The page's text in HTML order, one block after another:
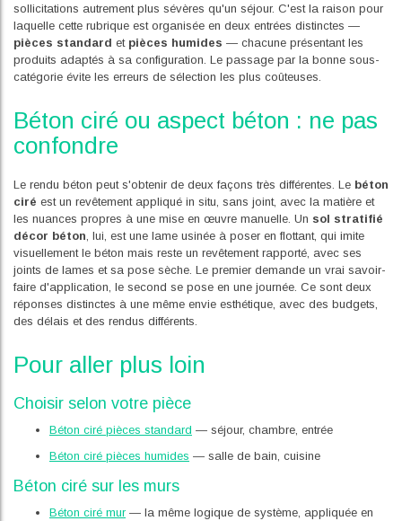
sollicitations autrement plus sévères qu'un séjour. C'est la raison pour
laquelle cette rubrique est organisée en deux entrées distinctes —
pièces standard et pièces humides — chacune présentant les
produits adaptés à sa configuration. Le passage par la bonne sous-
catégorie évite les erreurs de sélection les plus coûteuses.
Béton ciré ou aspect béton : ne pas
confondre
Le rendu béton peut s'obtenir de deux façons très différentes. Le béton
ciré est un revêtement appliqué in situ, sans joint, avec la matière et
les nuances propres à une mise en œuvre manuelle. Un sol stratifié
décor béton, lui, est une lame usinée à poser en flottant, qui imite
visuellement le béton mais reste un revêtement rapporté, avec ses
joints de lames et sa pose sèche. Le premier demande un vrai savoir-
faire d'application, le second se pose en une journée. Ce sont deux
réponses distinctes à une même envie esthétique, avec des budgets,
des délais et des rendus différents.
Pour aller plus loin
Choisir selon votre pièce
Béton ciré pièces standard — séjour, chambre, entrée
Béton ciré pièces humides — salle de bain, cuisine
Béton ciré sur les murs
Béton ciré mur — la même logique de système, appliquée en